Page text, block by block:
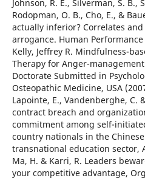
Johnson, R. E., Silverman, S. B.,
Rodopman, O. B., Cho, E., &
actually inferior? Correlates
arrogance. Human Performance
Kelly, Jeffrey R. Mindfulness-
Therapy for Anger-
Doctorate Submitted in
Osteopathic Medicine, USA
Lapointe, E., Vandenberghe, C.
contract breach and
commitment among self-
country nationals in the
transnational education sector,
Ma, H. & Karri, R. Leaders
your competitive advantage,